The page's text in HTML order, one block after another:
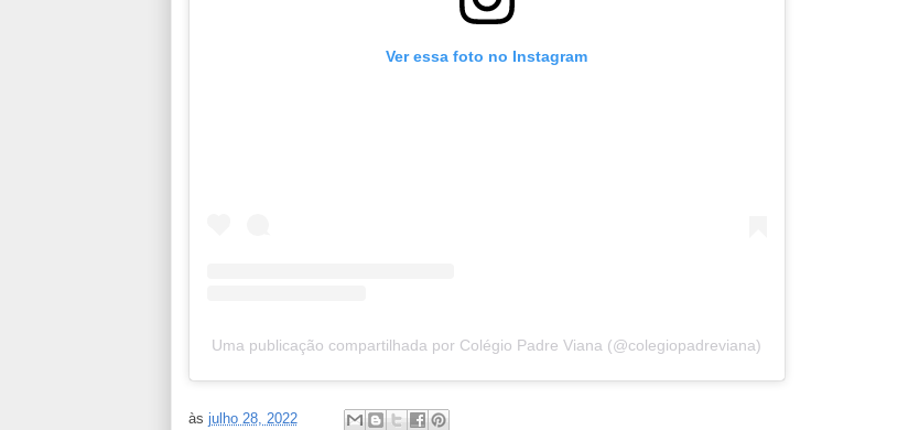
Ver essa foto no Instagram
Uma publicação compartilhada por Colégio Padre Viana (@colegiopadreviana)
às julho 28, 2022